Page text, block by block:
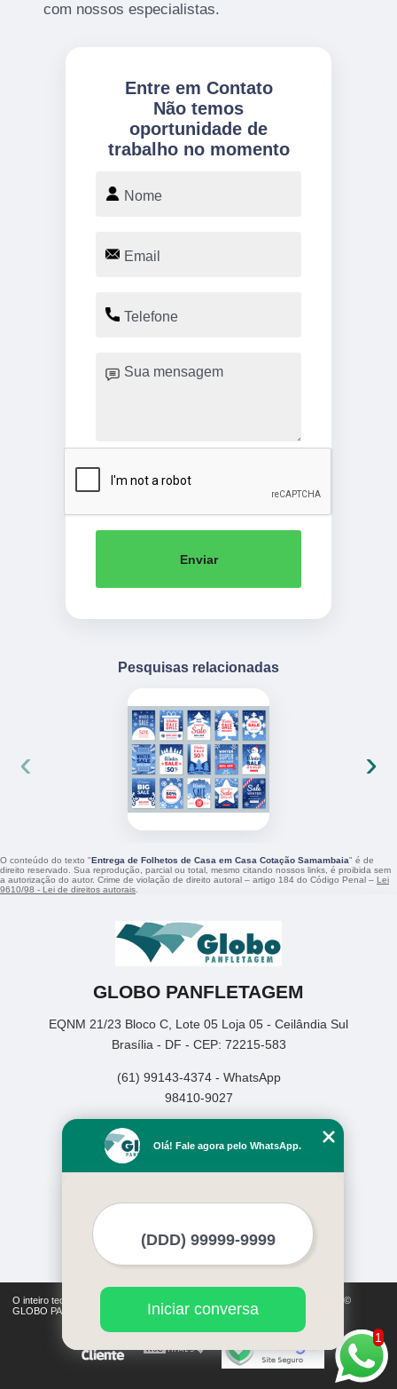
com nossos especialistas.
Entre em Contato
Não temos
oportunidade de
trabalho no momento
Enviar
Pesquisas relacionadas
‹ ›
O conteúdo do texto "Entrega de Folhetos de Casa em Casa Cotação Samambaia" é de
direito reservado. Sua reprodução, parcial ou total, mesmo citando nossos links, é proibida sem
a autorização do autor. Crime de violação de direito autoral – artigo 184 do Código Penal – Lei
9610/98 - Lei de direitos autorais
GLOBO PANFLETAGEM
EQNM 21/23 Bloco C, Lote 05 Loja 05 - Ceilândia Sul
Brasília - DF - CEP: 72215-583
(61) 99143-4374 - WhatsApp
98410-9027
Empresa
Missão
Mapa do site
O inteiro teor deste site está sujeito à proteção de direitos autorais. Copyright©
GLOBO PANFLETAGEM (Lei 9610 de 19/02/1998)
1
Olá! Fale agora pelo WhatsApp.
Iniciar conversa